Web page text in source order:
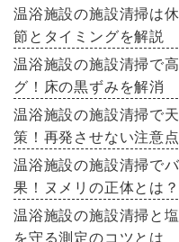
温浴施設の施設清掃は
節とタイミングを解説
温浴施設の施設清掃で
グ！床の黒ずみを解消
温浴施設の施設清掃で
策！再発させない注意点
温浴施設の施設清掃で
果！ヌメリの正体とは？
温浴施設の施設清掃と
を守る測定のコツとは